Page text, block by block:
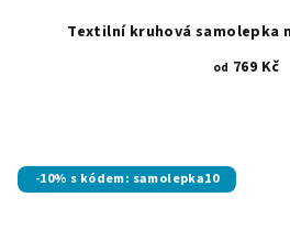
Textilní kruhová samolepka
od 769 Kč
-10% s kódem: samolepka10